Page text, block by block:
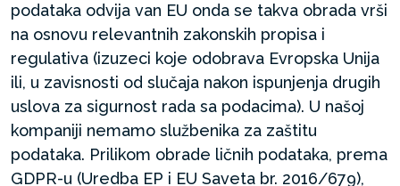
podataka odvija van EU onda se takva obrada vrši
na osnovu relevantnih zakonskih propisa i
regulativa (izuzeci koje odobrava Evropska Unija
ili, u zavisnosti od slučaja nakon ispunjenja drugih
uslova za sigurnost rada sa podacima). U našoj
kompaniji nemamo službenika za zaštitu
podataka. Prilikom obrade ličnih podataka, prema
GDPR-u (Uredba EP i EU Saveta br. 2016/679),